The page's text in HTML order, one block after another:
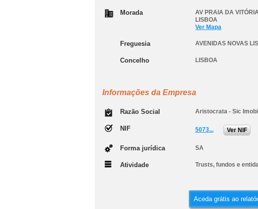
Morada AV PRAIA DA
LISBOA
Ver Mapa
Freguesia AVENIDAS NOVAS
Concelho LISBOA
Informações da Empresa
Razão Social Aristocrata - Sic
NIF 5073... Ver NIF
Forma jurídica SA
Atividade Trusts, fundos e
Aceda grátis ao